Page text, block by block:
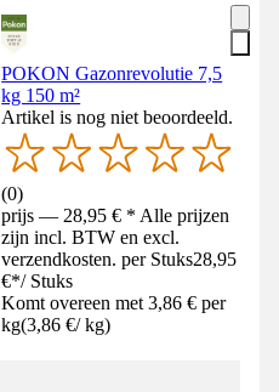
POKON Gazonrevolutie 7,5
kg 150 m²
Artikel is nog niet beoordeeld.
(0)
prijs — 28,95 € * Alle prijzen
zijn incl. BTW en excl.
verzendkosten. per Stuks28,95
€*/ Stuks
Komt overeen met 3,86 € per
kg(3,86 €/ kg)